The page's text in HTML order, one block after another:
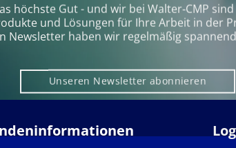
höchste Gut - und wir bei Walter‑CMP
und Lösungen für Ihre Arbeit in der
Newsletter haben wir regelmäßig
Unseren Newsletter abonnieren